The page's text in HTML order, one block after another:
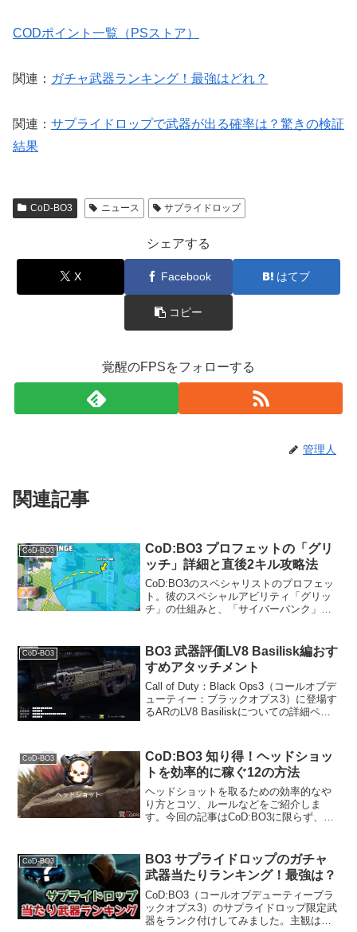
CODポイント一覧（PSストア）
関連： ガチャ武器ランキング！最強はどれ？
関連： サプライドロップで武器が出る確率は？驚きの検証
結果
CoD-BO3 ニュース サプライドロップ
シェアする
X Facebook はてブ
コピー
覚醒のFPSをフォローする
管理人
関連記事
CoD-BO3
CoD:BO3 プロフェットの「グリ
ッチ」詳細と直後2キル攻略法
CoD:BO3のスペシャリストのプロフェッ
ト。彼のスペシャルアビリティ「グリッ
チ」の仕組みと、「サイバーパンク」パ
す。 検証動画例によって英語ですが、わ
からない方は飛...
CoD-BO3
BO3 武器評価LV8 Basilisk編おす
すめアタッチメント
Call of Duty：Black Ops3（コールオブデ
ューティー：ブラックオプス3）に登場す
るARのLV8 Basiliskについての詳細ペー
95%ADS(覗き込み)...
CoD-BO3
CoD:BO3 知り得！ヘッドショッ
トを効率的に稼ぐ12の方法
ヘッドショットを取るための効率的なや
り方とコツ、ルールなどをご紹介しま
す。今回の記事はCoD:BO3に限らず、ど
イの方も参考にどうぞ。概要CoDは撃ち
合いの最中に狙...
CoD-BO3
BO3 サプライドロップのガチャ
武器当たりランキング！最強は？
CoD:BO3（コールオブデューティーブラ
ックオプス3）のサプライドロップ限定武
器をランク付けしてみました。主観は大